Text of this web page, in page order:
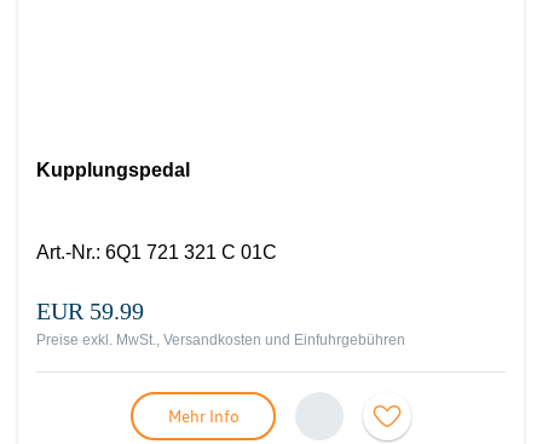
Kupplungspedal
Art.-Nr.: 6Q1 721 321 C 01C
EUR 59.99
Preise exkl. MwSt., Versandkosten und Einfuhrgebühren
Mehr Info